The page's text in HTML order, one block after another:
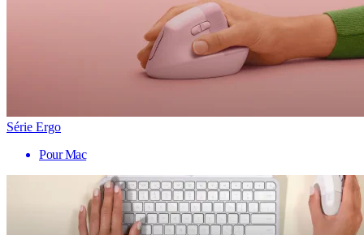
Série Ergo
Pour Mac